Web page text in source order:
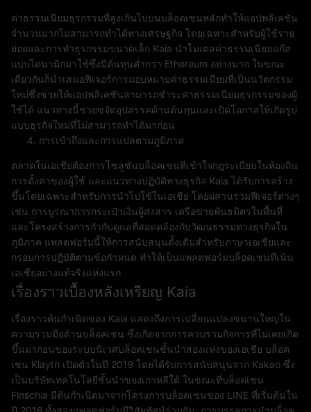
ค่าธรรมเนียมธุรกรรมที่สูงเกินไปบนบล็อคเชนหลักทำให้แอปพลิเคชัน
จำนวนมากไม่สามารถทำได้ทางเศรษฐกิจ โดยเฉพาะสำหรับผู้ใช้ราย
ย่อยและการทำธุรกรรมขนาดเล็ก Kaia นำโมเดลค่าธรรมเนียมแก๊ส
แบบไดนามิกมาใช้ซึ่งมีต้นทุนต่ำกว่า Ethereum อย่างมาก ในขณะ
เดียวกันก็นำเสนอฟีเจอร์การมอบหมายค่าธรรมเนียมที่เป็นนวัตกรรม
ใหม่ซึ่งช่วยให้แอปพลิเคชันสามารถชำระค่าธรรมเนียมธุรกรรมของผู้
ใช้ได้ แนวทางนี้ช่วยขจัดอุปสรรคด้านต้นทุนและเปิดโอกาสให้เกิดรูป
แบบธุรกิจใหม่ที่ไม่สามารถทำได้มาก่อน
การเข้าถึงและการแปลตามภูมิภาค
ตลาดในเอเชียต้องการโซลูชันบล็อคเชนที่เข้าใจกฎระเบียบในท้องถิ่น
การตั้งค่าของผู้ใช้ และแนวทางปฏิบัติทางธุรกิจ Kaia ได้รับการสร้าง
ขึ้นโดยเฉพาะสำหรับการนำไปใช้ในเอเชีย โดยผสานรวมฟีเจอร์ต่างๆ
เช่น การบูรณาการกระเป๋าเงินผู้ส่งสาร เครือข่ายพันธมิตรในพื้นที่
และโครงสร้างการกำกับดูแลที่สอดคล้องกับวัฒนธรรมทางธุรกิจใน
ภูมิภาค แพลตฟอร์มนี้ให้การสนับสนุนดั้งเดิมสำหรับภาษาเอเชียและ
กรอบการปฏิบัติตามข้อกำหนด ทำให้เป็นแพลตฟอร์มบล็อคเชนที่เน้น
เอเชียอย่างแท้จริงแห่งแรก
เรื่องราวเบื้องหลังเหรียญ Kaia
เรื่องราวต้นกำเนิดของ Kaia แสดงถึงการเปลี่ยนแปลงขนานใหญ่ใน
ความร่วมมือด้านบล็อคเชน ซึ่งเกิดจากการควบรวมกิจการที่ไม่เคยเกิด
ขึ้นมาก่อนของระบบนิเวศบล็อคเชนชั้นนำสองแห่งของเอเชีย บล็อค
เชน Klaytn เปิดตัวในปี 2019 โดยได้รับการสนับสนุนจาก Kakao ซึ่ง
เป็นบริษัทเทคโนโลยีชั้นนำของเกาหลีใต้ ในขณะที่บล็อคเชน
Finschia มีต้นกำเนิดมาจากโครงการบล็อคเชนของ LINE ที่เริ่มต้นใน